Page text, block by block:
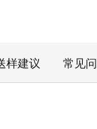
样建议 常见